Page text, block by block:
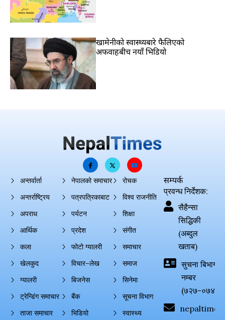
खामेनीको स्वास्थ्यबारे फैलिएको
अफवाहबीच नयाँ भिडियो
अन्तर्वार्ता
अन्तर्राष्ट्रिय
अपराध
आर्थिक
कला
खेलकुद
ग्यालरी
ट्रेन्डिंग समाचार
ताजा समाचार
नेपालको समाचार
पत्रपत्रिकाबाट
पर्यटन
प्रदेश
फोटो ग्यालरी
विचार–लेख
बिजनेस
बैंक
भिडियो
रोचक
विश्व राजनीति
शिक्षा
संगीत
समाचार
समाज
सिनेमा
सूचना विभाग
स्वास्थ्य
सम्पर्क
प्रवन्ध निर्देशक:
सैहैन्सा
सिद्धिकी
(अब्दुल
खताब)
सुचना बिभाग
नम्बर
(७२७-०७४-